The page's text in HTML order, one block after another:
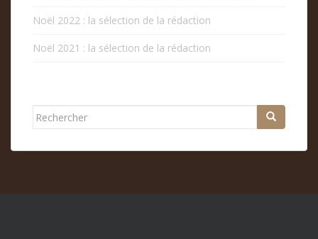
Noël 2022 : la sélection de la rédaction
Noël 2021 : la sélection de la rédaction
Rechercher...